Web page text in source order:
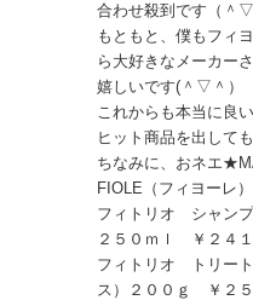
合わせ殺到です（＾▽
もともと、僕もフィ
ら大好きなメーカー
嬉しいです(＾▽＾）
これからも本当に良
ヒット商品を出して
ちなみに、おネエ
FIOLE（フィヨーレ）
フィトリオ シャンプ
２５０ｍｌ ￥２４
フィトリオ トリー
ス）２００ｇ ￥２５